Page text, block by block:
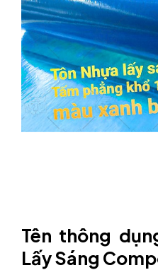
Tên thông
Lấy Sáng